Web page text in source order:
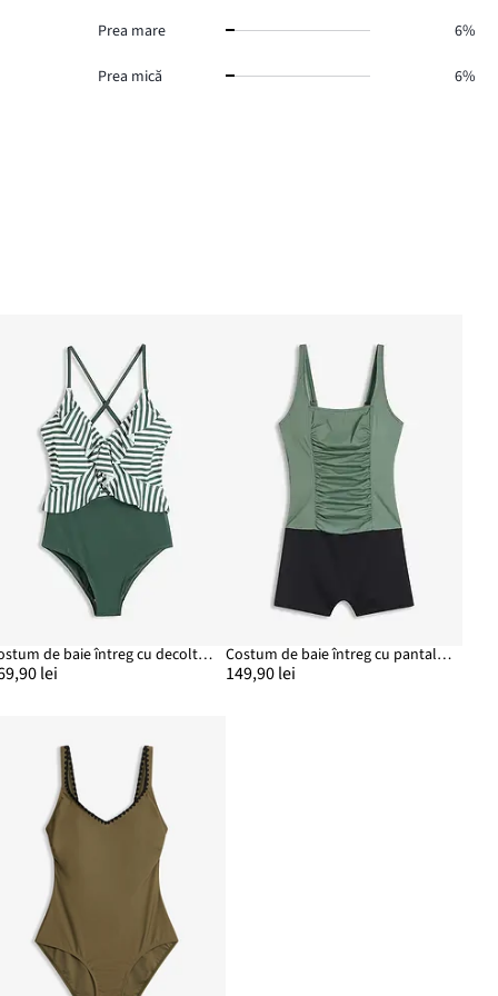
Prea mare 6%
Prea mică 6%
Costum de baie întreg cu decolteu și volan
lei
Costum de baie întreg cu pantalon scurt
149,90 lei